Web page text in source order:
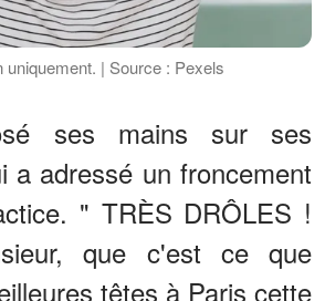
uniquement. | Source : Pexels
ses mains sur ses
a adressé un froncement
" TRÈS DRÔLES !
que c'est ce que
têtes à Paris cette